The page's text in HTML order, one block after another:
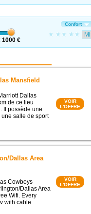
1000 €
Confort
Mansfield
Dallas
de ce lieu
Il possède une
salle de sport
VOIR
L'OFFRE
Dallas Area
Cowboys
Dallas Area
Wifi. Every
with cable
VOIR
L'OFFRE